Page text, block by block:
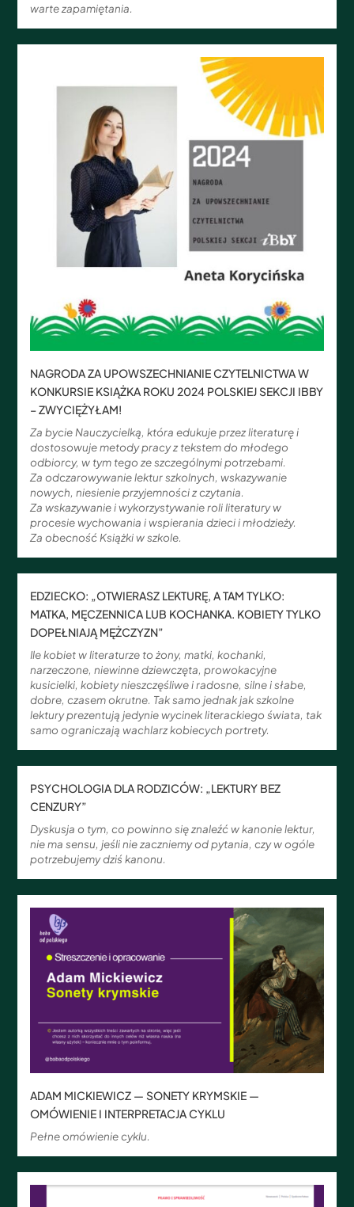
warte zapamiętania.
NAGRODA ZA UPOWSZECHNIANIE CZYTELNICTWA W
KONKURSIE KSIĄŻKA ROKU 2024 POLSKIEJ SEKCJI IBBY
– ZWYCIĘŻYŁAM!
Za bycie Nauczycielką, która edukuje przez literaturę i
dostosowuje metody pracy z tekstem do młodego
odbiorcy, w tym tego ze szczególnymi potrzebami.
Za odczarowywanie lektur szkolnych, wskazywanie
nowych, niesienie przyjemności z czytania.
Za wskazywanie i wykorzystywanie roli literatury w
procesie wychowania i wspierania dzieci i młodzieży.
Za obecność Książki w szkole.
EDZIECKO: „OTWIERASZ LEKTURĘ, A TAM TYLKO:
MATKA, MĘCZENNICA LUB KOCHANKA. KOBIETY TYLKO
DOPEŁNIAJĄ MĘŻCZYZN”
Ile kobiet w literaturze to żony, matki, kochanki,
narzeczone, niewinne dziewczęta, prowokacyjne
kusicielki, kobiety nieszczęśliwe i radosne, silne i słabe,
dobre, czasem okrutne. Tak samo jednak jak szkolne
lektury prezentują jedynie wycinek literackiego świata, tak
samo ograniczają wachlarz kobiecych portrety.
PSYCHOLOGIA DLA RODZICÓW: „LEKTURY BEZ
CENZURY”
Dyskusja o tym, co powinno się znaleźć w kanonie lektur,
nie ma sensu, jeśli nie zaczniemy od pytania, czy w ogóle
potrzebujemy dziś kanonu.
ADAM MICKIEWICZ — SONETY KRYMSKIE —
OMÓWIENIE I INTERPRETACJA CYKLU
Pełne omówienie cyklu.